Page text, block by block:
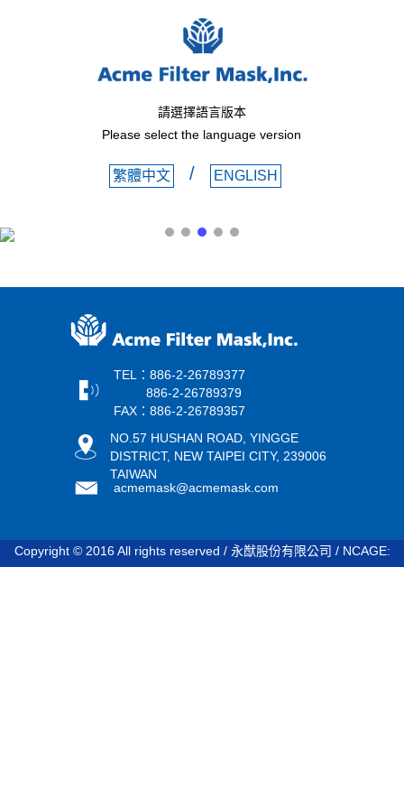
請選擇語言版本
Please select the language version
繁體中文 / ENGLISH
TEL：886-2-26789377
886-2-26789379
FAX：886-2-26789357
NO.57 HUSHAN ROAD, YINGGE
DISTRICT, NEW TAIPEI CITY, 239006
TAIWAN
acmemask@acmemask.com
Copyright © 2016 All rights reserved / 永猷股份有限公司 / NCAGE: